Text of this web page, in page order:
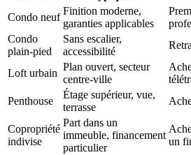
Condo neuf
Finition moderne,
garanties applicables
Condo
plain-pied
Sans escalier,
accessibilité
Loft urbain
Plan ouvert, secteur
centre-ville
Penthouse
Étage supérieur, vue,
terrasse
Copropriété
indivise
Part dans un
immeuble, financement
particulier
un